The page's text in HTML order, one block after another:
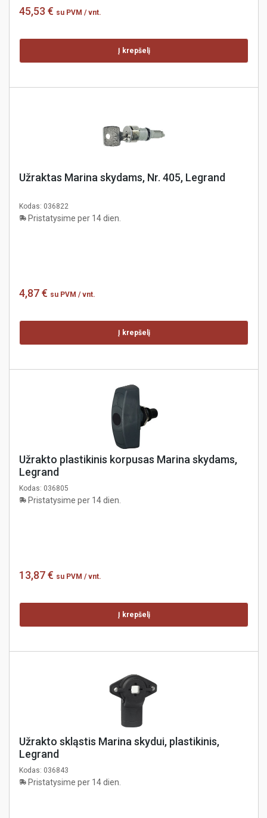
45,53 € su PVM / vnt.
Į krepšelį
Užraktas Marina skydams, Nr. 405, Legrand
Kodas: 036822
Pristatysime per 14 dien.
4,87 € su PVM / vnt.
Į krepšelį
Užrakto plastikinis korpusas Marina skydams,
Legrand
Kodas: 036805
Pristatysime per 14 dien.
13,87 € su PVM / vnt.
Į krepšelį
Užrakto skląstis Marina skydui, plastikinis,
Legrand
Kodas: 036843
Pristatysime per 14 dien.